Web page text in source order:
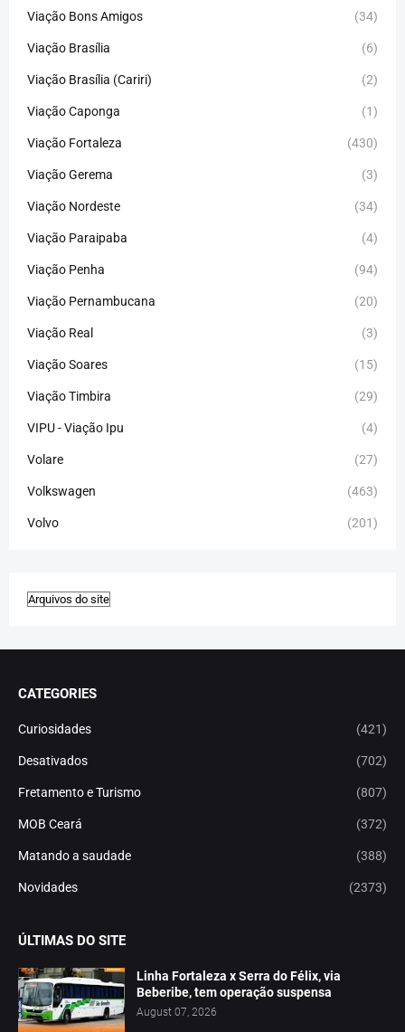
Viação Bons Amigos (34)
Viação Brasília (6)
Viação Brasília (Cariri) (2)
Viação Caponga (1)
Viação Fortaleza (430)
Viação Gerema (3)
Viação Nordeste (34)
Viação Paraipaba (4)
Viação Penha (94)
Viação Pernambucana (20)
Viação Real (3)
Viação Soares (15)
Viação Timbira (29)
VIPU - Viação Ipu (4)
Volare (27)
Volkswagen (463)
Volvo (201)
CATEGORIES
Curiosidades (421)
Desativados (702)
Fretamento e Turismo (807)
MOB Ceará (372)
Matando a saudade (388)
Novidades (2373)
ÚLTIMAS DO SITE
Linha Fortaleza x Serra do Félix, via
Beberibe, tem operação suspensa
August 07, 2026